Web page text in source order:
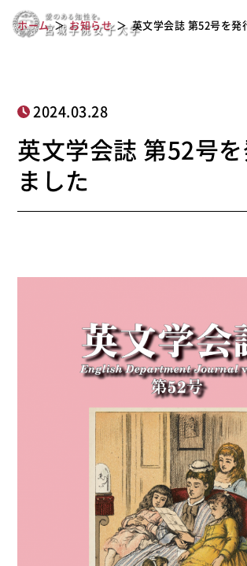
宮
女
大
英文学会誌 第52号を発行し
ホーム お知らせ 英文学会誌 第52号を発
2024.03.28
英文学会誌 第52号
ました